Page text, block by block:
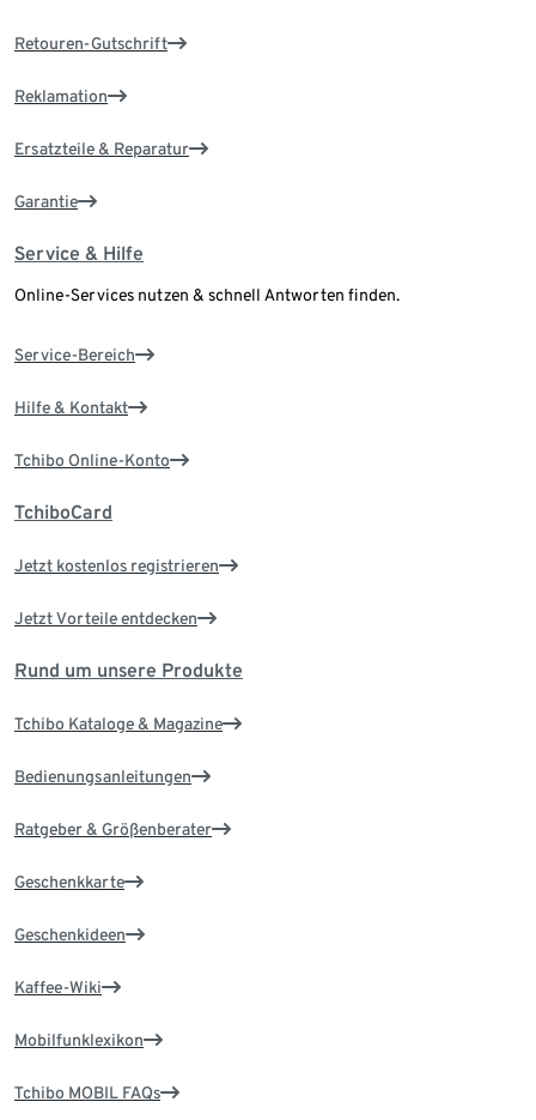
Retouren-Gutschrift
Reklamation
Ersatzteile & Reparatur
Garantie
Service & Hilfe
Online-Services nutzen & schnell Antworten finden.
Service-Bereich
Hilfe & Kontakt
Tchibo Online-Konto
TchiboCard
Jetzt kostenlos registrieren
Jetzt Vorteile entdecken
Rund um unsere Produkte
Tchibo Kataloge & Magazine
Bedienungsanleitungen
Ratgeber & Größenberater
Geschenkkarte
Geschenkideen
Kaffee-Wiki
Mobilfunklexikon
Tchibo MOBIL FAQs